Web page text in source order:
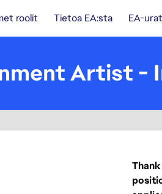
roolit Tietoa EA:sta EA-urat
Artist -